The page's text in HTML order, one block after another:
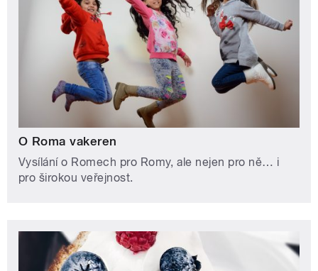
O Roma vakeren
Vysílání o Romech pro Romy, ale nejen pro ně… i
pro širokou veřejnost.